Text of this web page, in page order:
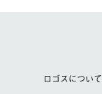
ロゴスについて